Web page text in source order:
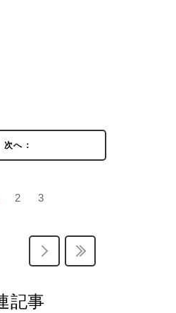
次へ：
2 3
記事